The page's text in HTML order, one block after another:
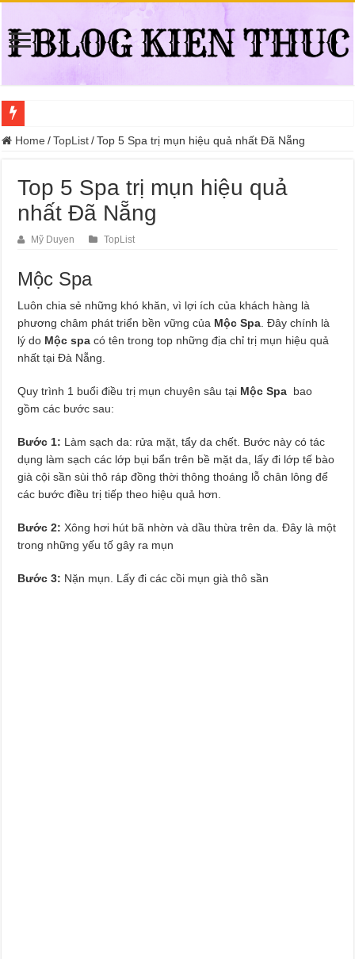
Địa điểm đổi bằng lái xe ô tô quá hạn đáng tin cậy tại Quận 3
Dịch Vụ Chăm Sóc Ô Tô Tận Nhà Phường An Lạc HCM
Đồng Hồ Tại Kronos Luxury Timepieces Có Cam Kết Chính Hãng Không?
Gợi Ý Các Trường Trung Cấp Nghề Uy Tín Tại Nghệ An Nên Tham Khảo
Sửa Chữa Ô Tô Lưu Động Có Bảo Hiểm Phường Đông Hưng Thuận
Chăm Sóc Ô Tô Lưu Động Tại Nhà Phường Phú Thọ HCM
Trung Tâm Đào Tạo Sát Hạch Lái Xe C1 Uy Tín Tại Thành Phố Thủ Đức,
Dịch Vụ Sửa Chữa Ô Tô Tại Nhà Phường Hòa Hưng
Home / TopList / Top 5 Spa trị mụn hiệu quả nhất Đã Nẵng
Top 5 Spa trị mụn hiệu quả
nhất Đã Nẵng
Mỹ Duyen TopList
Mộc Spa
Luôn chia sẻ những khó khăn, vì lợi ích của khách hàng là
phương châm phát triển bền vững của Mộc Spa . Đây chính là
lý do Mộc spacó tên trong top những địa chỉ trị mụn hiệu quả
nhất tại Đà Nẵng.
Quy trình 1 buổi điều trị mụn chuyên sâu tại Mộc Spa bao
gồm các bước sau:
Bước 1: Làm sạch da: rửa mặt, tẩy da chết. Bước này có tác
dụng làm sạch các lớp bụi bẩn trên bề mặt da, lấy đi lớp tế bào
già cội sần sùi thô ráp đồng thời thông thoáng lỗ chân lông để
các bước điều trị tiếp theo hiệu quả hơn.
Bước 2:Xông hơi hút bã nhờn và dầu thừa trên da. Đây là một
trong những yếu tố gây ra mụn
Bước 3: Nặn mụn. Lấy đi các cồi mụn già thô sần